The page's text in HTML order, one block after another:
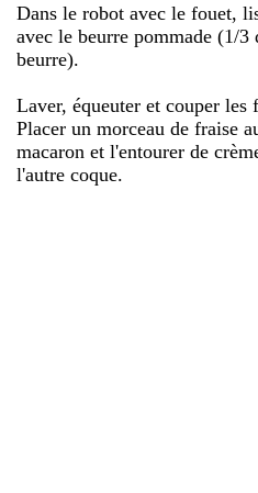
Dans le robot avec le fouet,
avec le beurre pommade (1/3
beurre).
Laver, équeuter et couper les
Placer un morceau de fraise
macaron et l'entourer de
l'autre coque.